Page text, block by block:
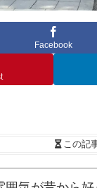
Facebook
この記